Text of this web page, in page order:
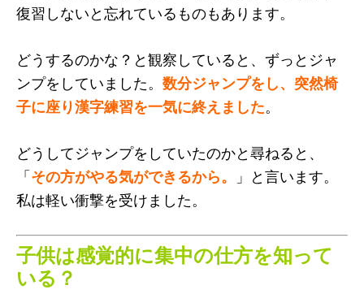
復習しないと忘れているものもあります。
どうするのかな？と観察していると、ずっとジャ
ンプをしていました。 数分ジャンプをし、突然椅
子に座り漢字練習を一気に終えました。
どうしてジャンプをしていたのかと尋ねると、
「その方がやる気ができるから。
」と言います。
私は軽い衝撃を受けました。
子供は感覚的に集中の仕方を知って
いる？